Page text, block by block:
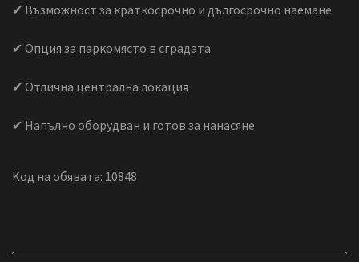
✔ Възможност за краткосрочно и дългосрочно наемане
✔ Опция за паркомясто в сградата
✔ Отлична централна локация
✔ Напълно оборудван и готов за нанасяне
Koд на обявата: 10848